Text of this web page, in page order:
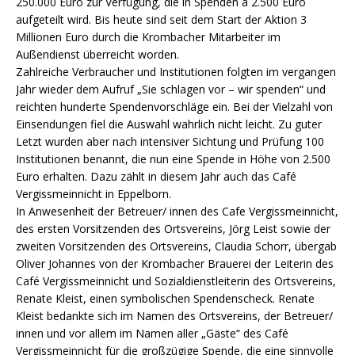
aufgeteilt wird. Bis heute sind seit dem Start der Aktion 3
Millionen Euro durch die Krombacher Mitarbeiter im
Außendienst überreicht worden.
Zahlreiche Verbraucher und Institutionen folgten im vergangen
Jahr wieder dem Aufruf „Sie schlagen vor – wir spenden“ und
reichten hunderte Spendenvorschläge ein. Bei der Vielzahl von
Einsendungen fiel die Auswahl wahrlich nicht leicht. Zu guter
Letzt wurden aber nach intensiver Sichtung und Prüfung 100
Institutionen benannt, die nun eine Spende in Höhe von 2.500
Euro erhalten. Dazu zählt in diesem Jahr auch das Café
Vergissmeinnicht in Eppelborn.
In Anwesenheit der Betreuer/ innen des Cafe Vergissmeinnicht,
des ersten Vorsitzenden des Ortsvereins, Jörg Leist sowie der
zweiten Vorsitzenden des Ortsvereins, Claudia Schorr, übergab
Oliver Johannes von der Krombacher Brauerei der Leiterin des
Café Vergissmeinnicht und Sozialdienstleiterin des Ortsvereins,
Renate Kleist, einen symbolischen Spendenscheck. Renate
Kleist bedankte sich im Namen des Ortsvereins, der Betreuer/
innen und vor allem im Namen aller „Gäste“ des Café
Vergissmeinnicht für die großzügige Spende, die eine sinnvolle